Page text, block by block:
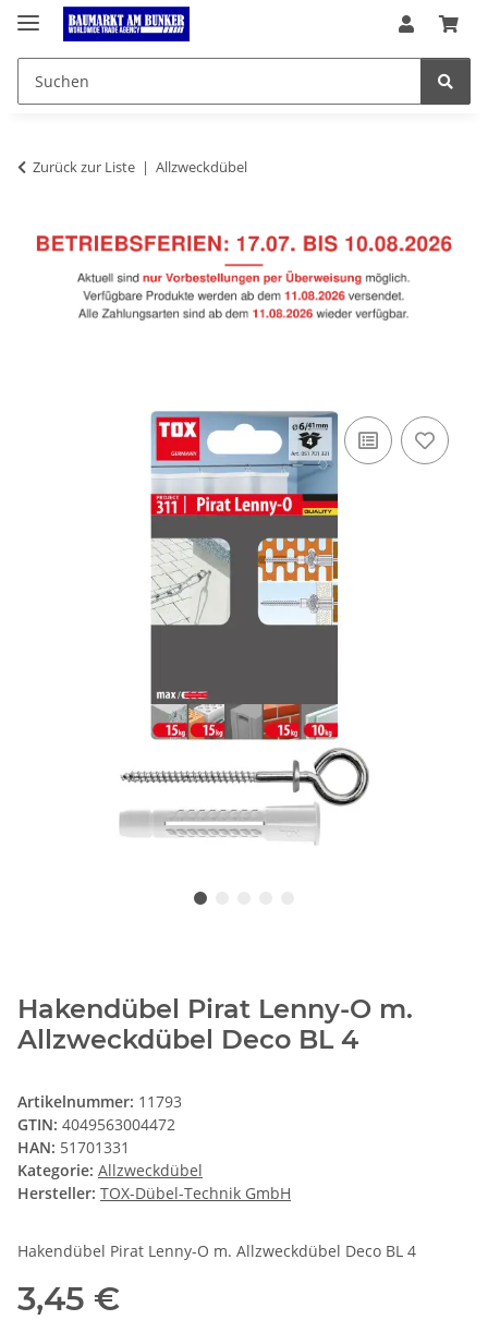
Zurück zur Liste Allzweckdübel
Hakendübel Pirat Lenny-O m.
Allzweckdübel Deco BL 4
Artikelnummer: 11793
GTIN: 4049563004472
HAN: 51701331
Kategorie: Allzweckdübel
Hersteller: TOX-Dübel-Technik GmbH
Hakendübel Pirat Lenny-O m. Allzweckdübel Deco BL 4
3,45 €